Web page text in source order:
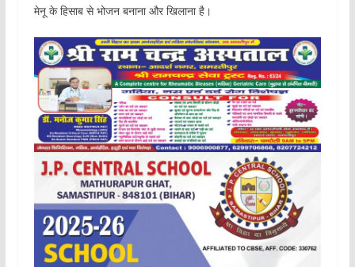
मेनू के हिसाब से भोजन बनाना और खिलाना है।